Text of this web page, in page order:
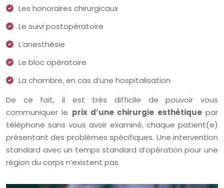
Les honoraires chirurgicaux
Le suivi postopératoire
L’anesthésie
Le bloc opératoire
La chambre, en cas d’une hospitalisation
De ce fait, il est très difficile de pouvoir vous
communiquer le prix d’une chirurgie esthétiquepar
téléphone sans vous avoir examiné, chaque patient(e)
présentant des problèmes spécifiques. Une intervention
standard avec un temps standard d’opération pour une
région du corps n’existent pas.